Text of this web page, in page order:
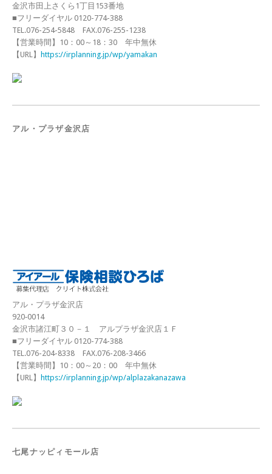
金沢市田上さくら1丁目153番地
■フリーダイヤル 0120-774-388
TEL.076-254-5848 FAX.076-255-1238
【営業時間】10：00～18：30 年中無休
【URL】 https://irplanning.jp/wp/yamakan
アル・プラザ金沢店
アル・プラザ金沢店
920‐0014
金沢市諸江町３０－１ アルプラザ金沢店１Ｆ
■フリーダイヤル 0120-774-388
TEL.076-204-8338 FAX.076-208-3466
【営業時間】10：00～20：00 年中無休
【URL】 https://irplanning.jp/wp/alplazakanazawa
七尾ナッピィモール店